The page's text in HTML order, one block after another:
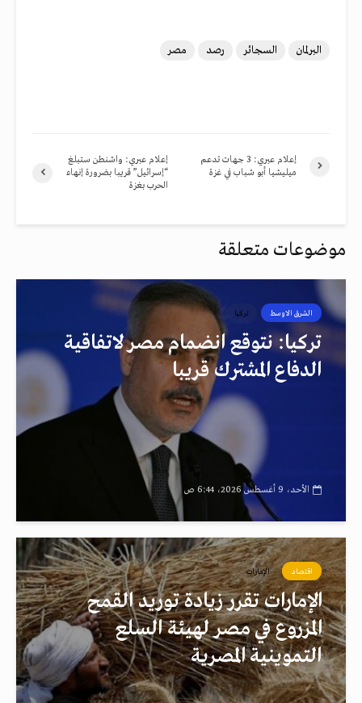
البرلمان السجائر رصد مصر
إعلام عبري: واشنطن ستبلغ
“إسرائيل” قريبا بضرورة إنهاء
الحرب بغزة
إعلام عبري: 3 جهات تدعم
ميليشيا أبو شباب في غزة
موضوعات متعلقة
الشرق الاوسط تركيا
تركيا: نتوقع انضمام مصر لاتفاقية
الدفاع المشترك قريبا
الأحد، 9 أغسطس 2026، 6:44 ص
اقتصاد الإمارات
الإمارات تقرر زيادة توريد القمح
المزروع في مصر لهيئة السلع
التموينية المصرية